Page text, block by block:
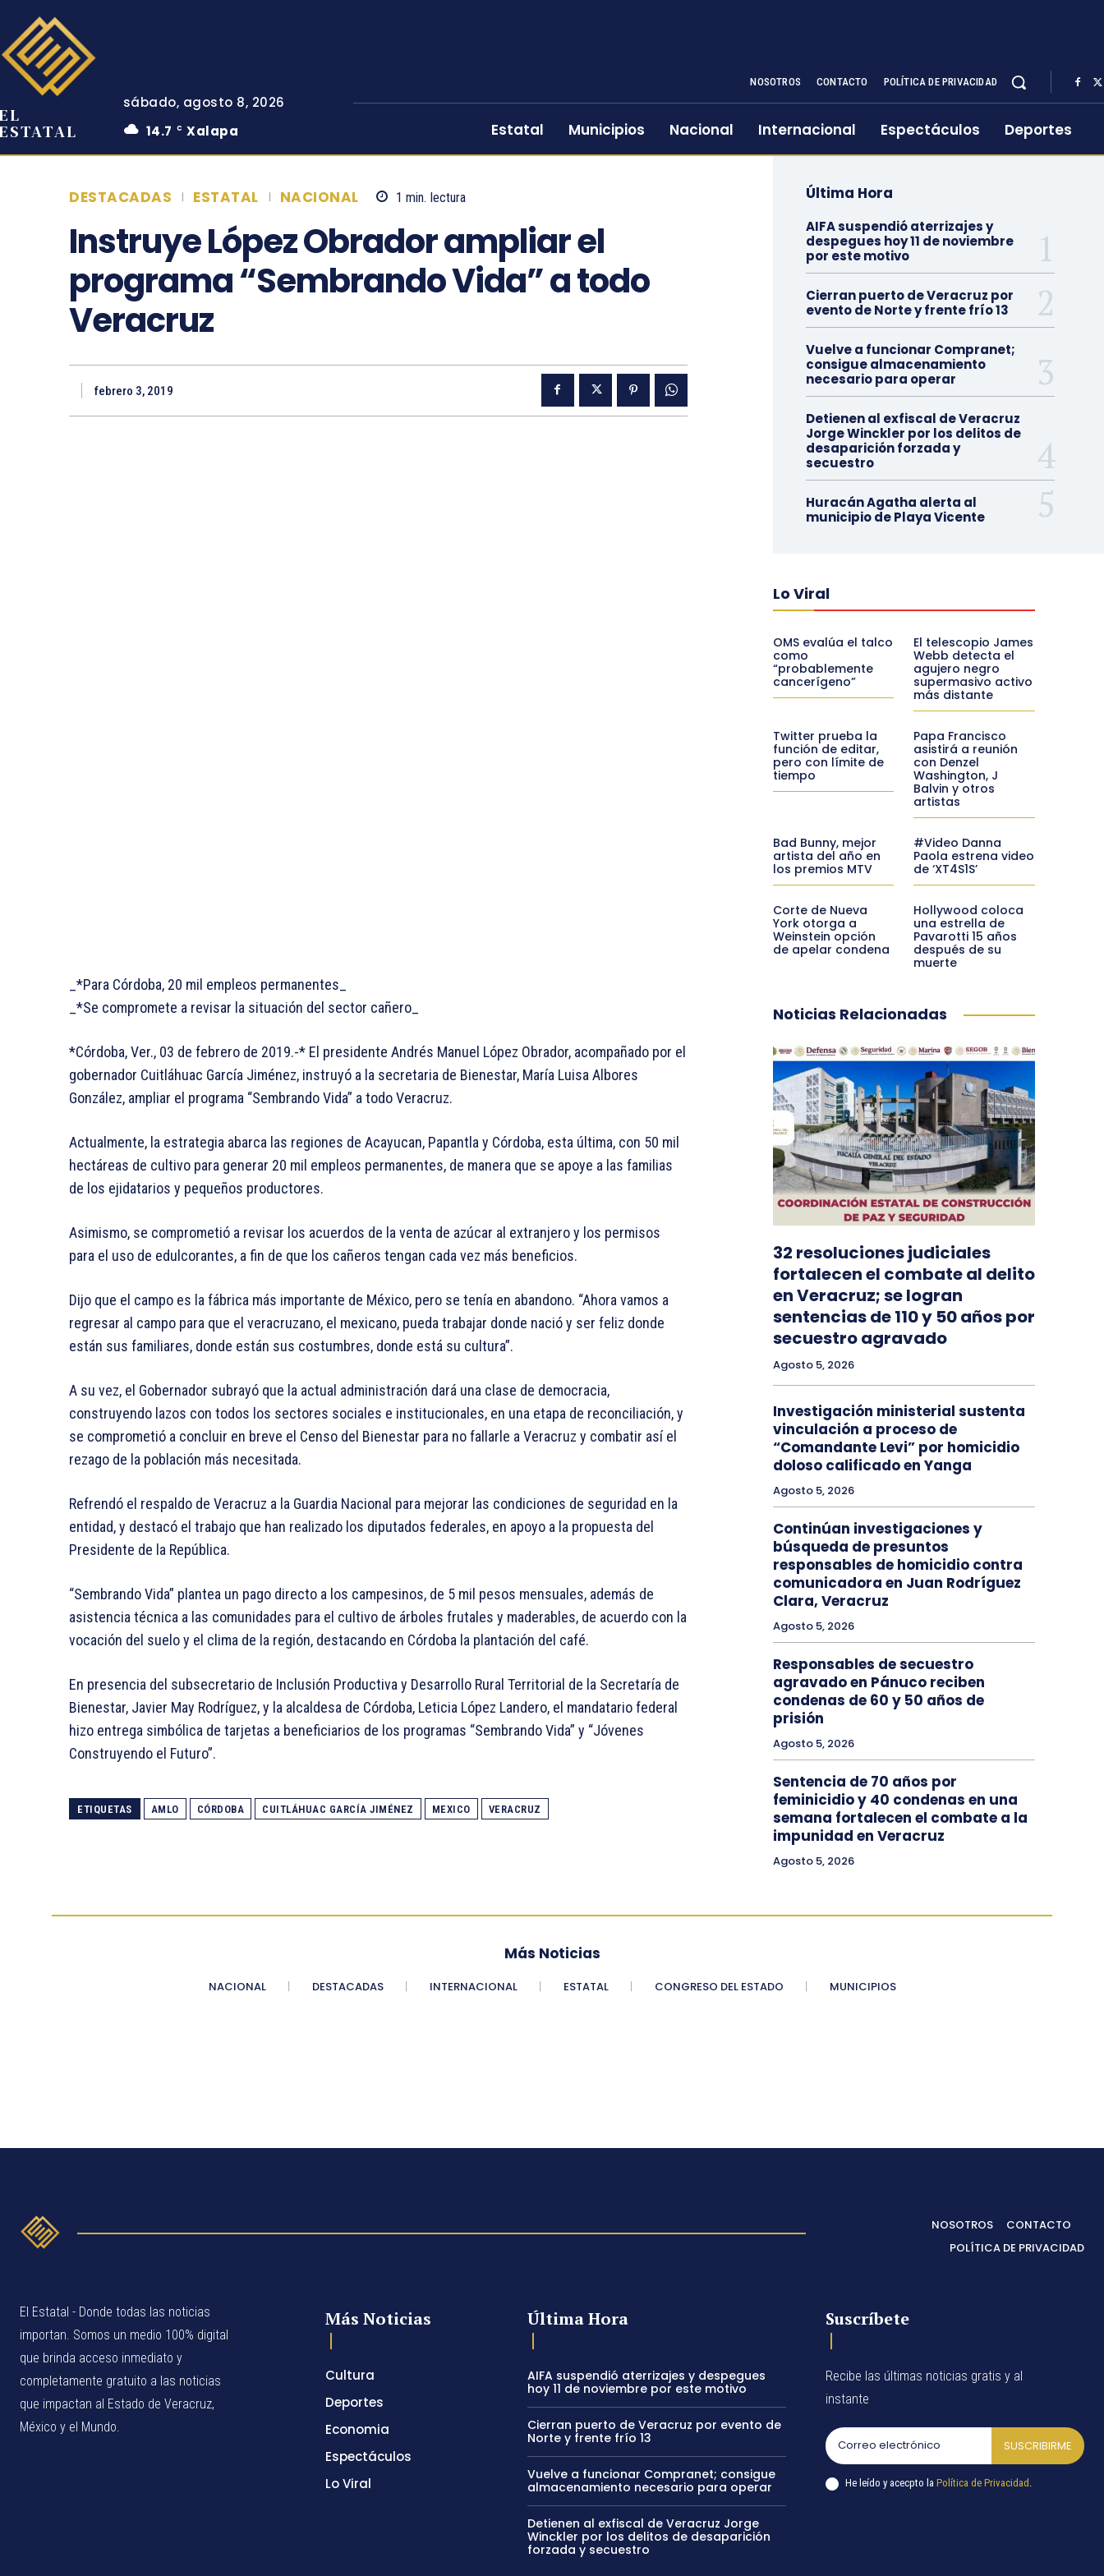
EL
ESTATAL
sábado, agosto 8, 2026
14.7
C Xalapa
NOSOTROS CONTACTO POLÍTICA DE PRIVACIDAD
Estatal Municipios Nacional Internacional Espectáculos Deportes
DESTACADAS ESTATAL NACIONAL 1 min. lectura
Instruye López Obrador ampliar el
programa “Sembrando Vida” a todo
Veracruz
febrero 3, 2019
_*Para Córdoba, 20 mil empleos permanentes_
_*Se compromete a revisar la situación del sector cañero_
*Córdoba, Ver., 03 de febrero de 2019.-* El presidente Andrés Manuel López Obrador, acompañado por el
gobernador Cuitláhuac García Jiménez, instruyó a la secretaria de Bienestar, María Luisa Albores
González, ampliar el programa “Sembrando Vida” a todo Veracruz.
Actualmente, la estrategia abarca las regiones de Acayucan, Papantla y Córdoba, esta última, con 50 mil
hectáreas de cultivo para generar 20 mil empleos permanentes, de manera que se apoye a las familias
de los ejidatarios y pequeños productores.
Asimismo, se comprometió a revisar los acuerdos de la venta de azúcar al extranjero y los permisos
para el uso de edulcorantes, a fin de que los cañeros tengan cada vez más beneficios.
Dijo que el campo es la fábrica más importante de México, pero se tenía en abandono. “Ahora vamos a
regresar al campo para que el veracruzano, el mexicano, pueda trabajar donde nació y ser feliz donde
están sus familiares, donde están sus costumbres, donde está su cultura”.
A su vez, el Gobernador subrayó que la actual administración dará una clase de democracia,
construyendo lazos con todos los sectores sociales e institucionales, en una etapa de reconciliación, y
se comprometió a concluir en breve el Censo del Bienestar para no fallarle a Veracruz y combatir así el
rezago de la población más necesitada.
Refrendó el respaldo de Veracruz a la Guardia Nacional para mejorar las condiciones de seguridad en la
entidad, y destacó el trabajo que han realizado los diputados federales, en apoyo a la propuesta del
Presidente de la República.
“Sembrando Vida” plantea un pago directo a los campesinos, de 5 mil pesos mensuales, además de
asistencia técnica a las comunidades para el cultivo de árboles frutales y maderables, de acuerdo con la
vocación del suelo y el clima de la región, destacando en Córdoba la plantación del café.
En presencia del subsecretario de Inclusión Productiva y Desarrollo Rural Territorial de la Secretaría de
Bienestar, Javier May Rodríguez, y la alcaldesa de Córdoba, Leticia López Landero, el mandatario federal
hizo entrega simbólica de tarjetas a beneficiarios de los programas “Sembrando Vida” y “Jóvenes
Construyendo el Futuro”.
ETIQUETAS AMLO CÓRDOBA CUITLÁHUAC GARCÍA JIMÉNEZ MEXICO VERACRUZ
Última Hora
AIFA suspendió aterrizajes y
despegues hoy 11 de noviembre
por este motivo
Cierran puerto de Veracruz por
evento de Norte y frente frío 13
Vuelve a funcionar Compranet;
consigue almacenamiento
necesario para operar
Detienen al exfiscal de Veracruz
Jorge Winckler por los delitos de
desaparición forzada y
secuestro
Huracán Agatha alerta al
municipio de Playa Vicente
Lo Viral
OMS evalúa el talco
como
“probablemente
cancerígeno”
El telescopio James
Webb detecta el
agujero negro
supermasivo activo
más distante
Twitter prueba la
función de editar,
pero con límite de
tiempo
Papa Francisco
asistirá a reunión
con Denzel
Washington, J
Balvin y otros
artistas
Bad Bunny, mejor
artista del año en
los premios MTV
#Video Danna
Paola estrena video
de ‘XT4S1S’
Corte de Nueva
York otorga a
Weinstein opción
de apelar condena
Hollywood coloca
una estrella de
Pavarotti 15 años
después de su
muerte
Noticias Relacionadas
32 resoluciones judiciales
fortalecen el combate al delito
en Veracruz; se logran
sentencias de 110 y 50 años por
secuestro agravado
Agosto 5, 2026
Investigación ministerial sustenta
vinculación a proceso de
“Comandante Levi” por homicidio
doloso calificado en Yanga
Agosto 5, 2026
Continúan investigaciones y
búsqueda de presuntos
responsables de homicidio contra
comunicadora en Juan Rodríguez
Clara, Veracruz
Agosto 5, 2026
Responsables de secuestro
agravado en Pánuco reciben
condenas de 60 y 50 años de
prisión
Agosto 5, 2026
Sentencia de 70 años por
feminicidio y 40 condenas en una
semana fortalecen el combate a la
impunidad en Veracruz
Agosto 5, 2026
Más Noticias
NACIONAL DESTACADAS INTERNACIONAL ESTATAL CONGRESO DEL ESTADO MUNICIPIOS
NOSOTROS
CONTACTO
POLÍTICA DE PRIVACIDAD
El Estatal - Donde todas las noticias
importan. Somos un medio 100% digital
que brinda acceso inmediato y
completamente gratuito a las noticias
que impactan al Estado de Veracruz,
México y el Mundo.
Más Noticias
Cultura
Deportes
Economia
Espectáculos
Lo Viral
Última Hora
AIFA suspendió aterrizajes y despegues
hoy 11 de noviembre por este motivo
Cierran puerto de Veracruz por evento de
Norte y frente frío 13
Vuelve a funcionar Compranet; consigue
almacenamiento necesario para operar
Detienen al exfiscal de Veracruz Jorge
Winckler por los delitos de desaparición
forzada y secuestro
Suscríbete
Recibe las últimas noticias gratis y al
instante
SUSCRIBIRME
He leído y acecpto laPolítica de Privacidad .